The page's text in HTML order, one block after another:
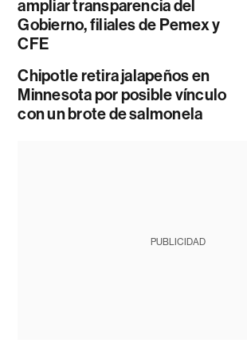
ampliar transparencia del
Gobierno, filiales de Pemex y
CFE
Chipotle retira jalapeños en
Minnesota por posible vínculo
con un brote de salmonela
PUBLICIDAD